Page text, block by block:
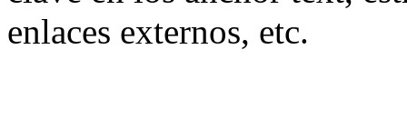
enlaces externos, etc.